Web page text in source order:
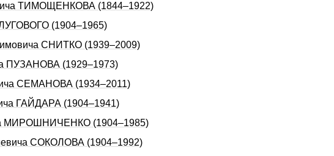
ТИМОЩЕHКОВА (1844–1922)
ЛУГОВОГО (1904–1965)
СНИТКО (1939–2009)
ПУЗАНОВА (1929–1973)
СЕМАНОВА (1934–2011)
ГАЙДАРА (1904–1941)
МИРОШНИЧЕHКО (1904–1985)
СОКОЛОВА (1904–1992)